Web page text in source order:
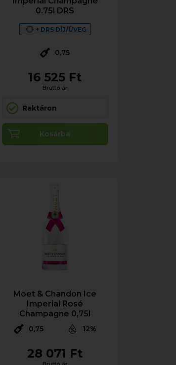
0.75l DRS
+ DRS DÍJ/ÜVEG
0,75
16 525 Ft
Bruttó ár
Raktáron
Kosárba
Moet & Chandon Ice
Imperial Rosé
Champagne 0,75l
0,75 12%
28 071 Ft